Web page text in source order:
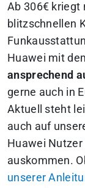
Ab 306€ kriegt
blitzschnellen
Huawei mit
ansprechend
gerne auch in
Aktuell steht
auch auf
Huawei
auskommen.
unserer